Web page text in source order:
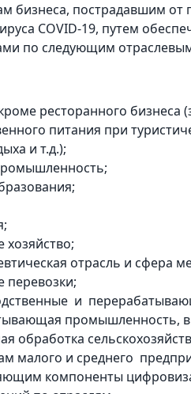
бизнеса, пострадавшим от
COVID-19, путем
по следующим
ресторанного бизнеса
питания при
и т.д.);
хозяйство;
отрасль и сфера
перевозки;
и
промышленность, в
обработка
малого и среднего
компоненты